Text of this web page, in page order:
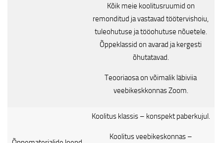
Kõik meie koolitusruumid on
remonditud ja vastavad töötervishoiu,
tuleohutuse ja tööohutuse nõuetele.
Õppeklassid on avarad ja kergesti
õhutatavad.
Teooriaosa on võimalik läbiviia
veebikeskkonnas Zoom.
Koolitus klassis – konspekt paberkujul.
Koolitus veebikeskonnas –